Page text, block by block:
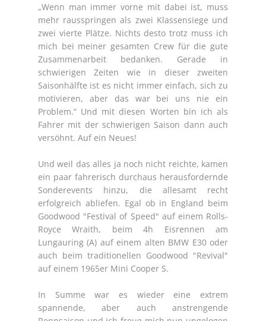
„Wenn man immer vorne mit dabei ist, muss
mehr rausspringen als zwei Klassensiege und
zwei vierte Plätze. Nichts desto trotz muss ich
mich bei meiner gesamten Crew für die gute
Zusammenarbeit bedanken. Gerade in
schwierigen Zeiten wie in dieser zweiten
Saisonhälfte ist es nicht immer einfach, sich zu
motivieren, aber das war bei uns nie ein
Problem.“ Und mit diesen Worten bin ich als
Fahrer mit der schwierigen Saison dann auch
versöhnt. Auf ein Neues!
Und weil das alles ja noch nicht reichte, kamen
ein paar fahrerisch durchaus herausfordernde
Sonderevents hinzu, die allesamt recht
erfolgreich abliefen. Egal ob in England beim
Goodwood "Festival of Speed" auf einem Rolls-
Royce Wraith, beim 4h Eisrennen am
Lungauring (A) auf einem alten BMW E30 oder
auch beim traditionellen Goodwood "Revival"
auf einem 1965er Mini Cooper S.
In Summe war es wieder eine extrem
spannende, aber auch anstrengende